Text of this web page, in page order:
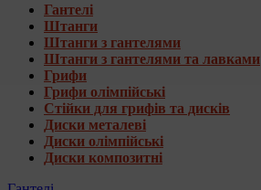
Гантелі
Штанги
Штанги з гантелями
Штанги з гантелями та лавками
Грифи
Грифи олімпійські
Стійки для грифів та дисків
Диски металеві
Диски олімпійські
Диски композитні